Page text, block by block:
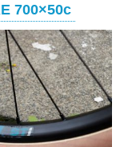
700×50c